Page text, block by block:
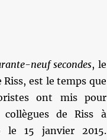
neuf secondes, le
est le temps que
ont mis pour
collègues de Riss à
le 15 janvier 2015.